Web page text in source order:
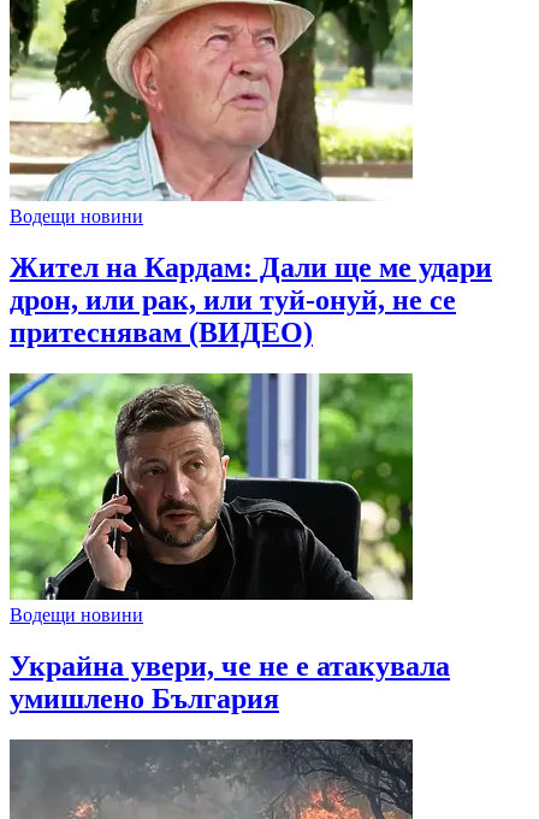
Водещи новини
Жител на Кардам: Дали ще ме удари
дрон, или рак, или туй-онуй, не се
притеснявам (ВИДЕО)
Водещи новини
Украйна увери, че не е атакувала
умишлено България